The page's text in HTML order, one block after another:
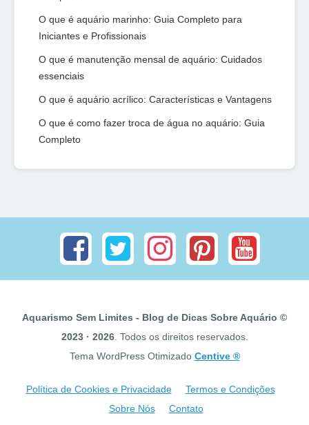
O que é aquário marinho: Guia Completo para
Iniciantes e Profissionais
O que é manutenção mensal de aquário: Cuidados
essenciais
O que é aquário acrílico: Características e Vantagens
O que é como fazer troca de água no aquário: Guia
Completo
Aquarismo Sem Limites - Blog de Dicas Sobre Aquário ©
2023 · 2026. Todos os direitos reservados.
Tema WordPress Otimizado Centive ®
Política de Cookies e Privacidade
Termos e Condições
Sobre Nós
Contato